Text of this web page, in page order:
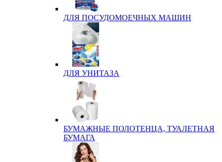
ДЛЯ ПОСУДОМОЕЧНЫХ МАШИН
ДЛЯ УНИТАЗА
БУМАЖНЫЕ ПОЛОТЕНЦА, ТУАЛЕТНАЯ
БУМАГА